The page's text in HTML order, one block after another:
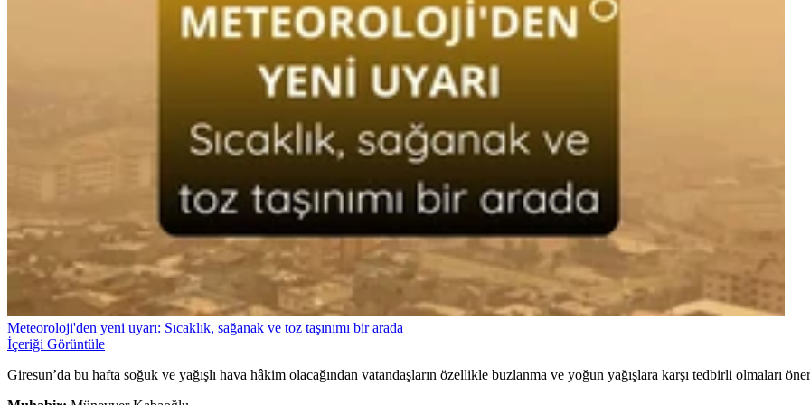
Meteoroloji'den yeni uyarı: Sıcaklık, sağanak ve toz taşınımı bir arada
İçeriği Görüntüle
Giresun’da bu hafta soğuk ve yağışlı hava hâkim olacağından vatandaşların özellikle buzlanma ve yoğun yağışlara karşı tedbirli olmaları